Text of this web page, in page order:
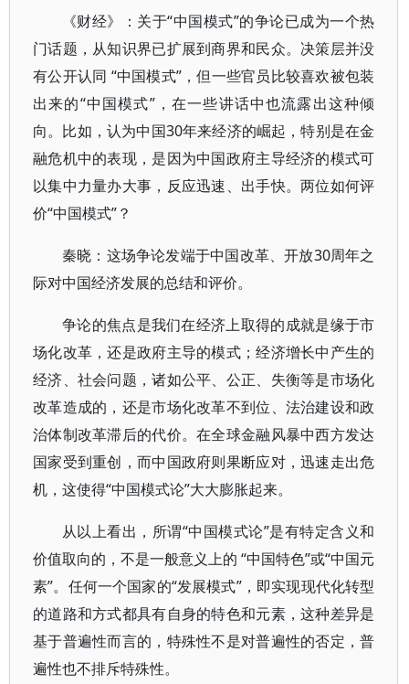
《财经》：关于“中国模式”的争论已成为一个热
门话题，从知识界已扩展到商界和民众。决策层并没
有公开认同 “中国模式”，但一些官员比较喜欢被包装
出来的“中国模式”，在一些讲话中也流露出这种倾
向。比如，认为中国30年来经济的崛起，特别是在金
融危机中的表现，是因为中国政府主导经济的模式可
以集中力量办大事，反应迅速、出手快。两位如何评
价“中国模式”？
秦晓：这场争论发端于中国改革、开放30周年之
际对中国经济发展的总结和评价。
争论的焦点是我们在经济上取得的成就是缘于市
场化改革，还是政府主导的模式；经济增长中产生的
经济、社会问题，诸如公平、公正、失衡等是市场化
改革造成的，还是市场化改革不到位、法治建设和政
治体制改革滞后的代价。在全球金融风暴中西方发达
国家受到重创，而中国政府则果断应对，迅速走出危
机，这使得“中国模式论”大大膨胀起来。
从以上看出，所谓“中国模式论”是有特定含义和
价值取向的，不是一般意义上的 “中国特色”或“中国元
素”。任何一个国家的“发展模式”，即实现现代化转型
的道路和方式都具有自身的特色和元素，这种差异是
基于普遍性而言的，特殊性不是对普遍性的否定，普
遍性也不排斥特殊性。